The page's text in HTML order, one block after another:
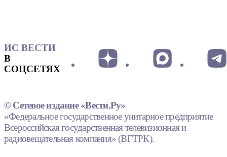
ИС ВЕСТИ
В
СОЦСЕТЯХ
© Сетевое издание «Вести.Ру»
«Федеральное государственное унитарное предприятие
Всероссийская государственная телевизионная и
радиовещательная компания» (ВГТРК).